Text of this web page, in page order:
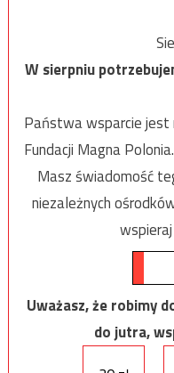
W sierpniu
Państwa wsparcie jest
Fundacji Magna Polonia.
Masz świadomość
niezależnych
Uważasz, że robimy
do jutra,